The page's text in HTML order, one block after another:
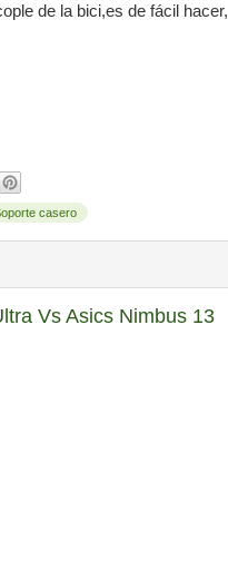
de la bici,es de fácil hacer,
casero
Vs Asics Nimbus 13